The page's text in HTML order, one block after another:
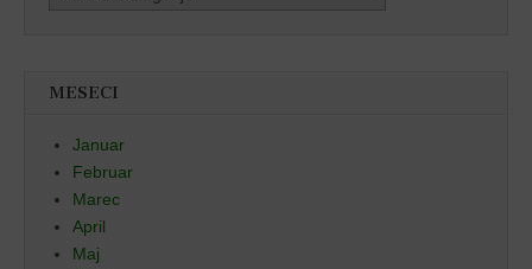
MESECI
Januar
Februar
Marec
April
Maj